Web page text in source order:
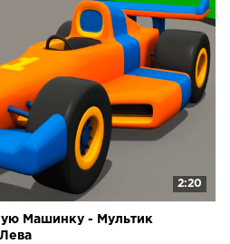
2:20
Машинку - Мультик